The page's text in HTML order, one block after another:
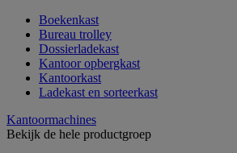
Boekenkast
Bureau trolley
Dossierladekast
Kantoor opbergkast
Kantoorkast
Ladekast en sorteerkast
Kantoormachines
Bekijk de hele productgroep